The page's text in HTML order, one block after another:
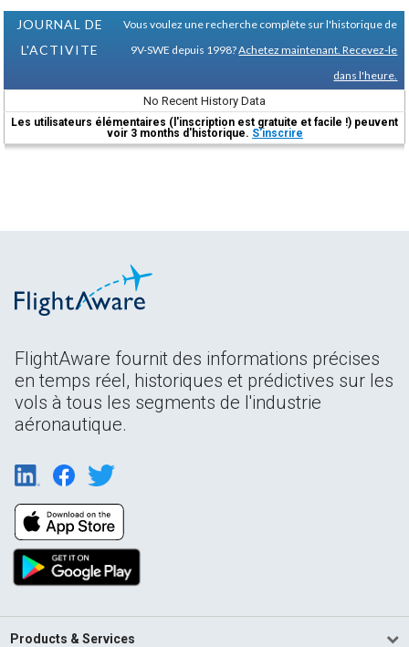
JOURNAL DE
L'ACTIVITE
Vous voulez une recherche complète sur l'historique de
9V-SWE depuis 1998?Achetez maintenant. Recevez-le
dans l'heure.
No Recent History Data
Les utilisateurs élémentaires (l'inscription est gratuite et facile !) peuvent
voir 3 months d'historique. S'inscrire
FlightAware fournit des informations précises
en temps réel, historiques et prédictives sur les
vols à tous les segments de l'industrie
aéronautique.
Products & Services